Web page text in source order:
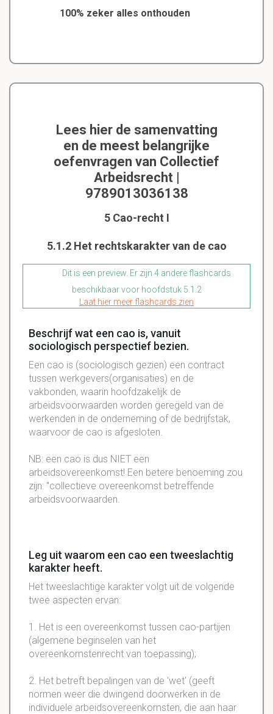
100% zeker alles onthouden
Lees hier de samenvatting
en de meest belangrijke
oefenvragen van Collectief
Arbeidsrecht |
9789013036138
5 Cao-recht I
5.1.2 Het rechtskarakter van de cao
Dit is een preview. Er zijn 4 andere flashcards
beschikbaar voor hoofdstuk 5.1.2
Laat hier meer flashcards zien
Beschrijf wat een cao is, vanuit
sociologisch perspectief bezien.
Een cao is (sociologisch gezien) een contract
tussen werkgevers(organisaties) en de
vakbonden, waarin hoofdzakelijk de
arbeidsvoorwaarden worden geregeld van de
werkenden in de onderneming of de bedrijfstak,
waarvoor de cao is afgesloten.
NB: een cao is dus NIET een
arbeidsovereenkomst! Een betere benoeming zou
zijn: "collectieve overeenkomst betreffende
arbeidsvoorwaarden.
Leg uit waarom een cao een tweeslachtig
karakter heeft.
Het tweeslachtige karakter volgt uit de volgende
twee aspecten ervan:
1. Het is een overeenkomst tussen cao-partijen
(algemene beginselen van het
overeenkomstenrecht van toepassing);
2. Het betreft bepalingen van de 'wet' (geeft
normen weer die dwingend doorwerken in de
individuele arbeidsovereenkomsten, die aan haar